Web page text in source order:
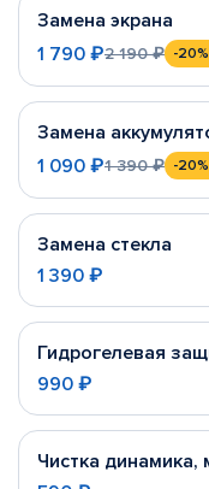
Замена экрана
1 790 ₽2 190 ₽ -20%
Замена
1 090 ₽1 390 ₽ -20%
Замена стекла
1 390 ₽
Гидрогелевая
990 ₽
Чистка